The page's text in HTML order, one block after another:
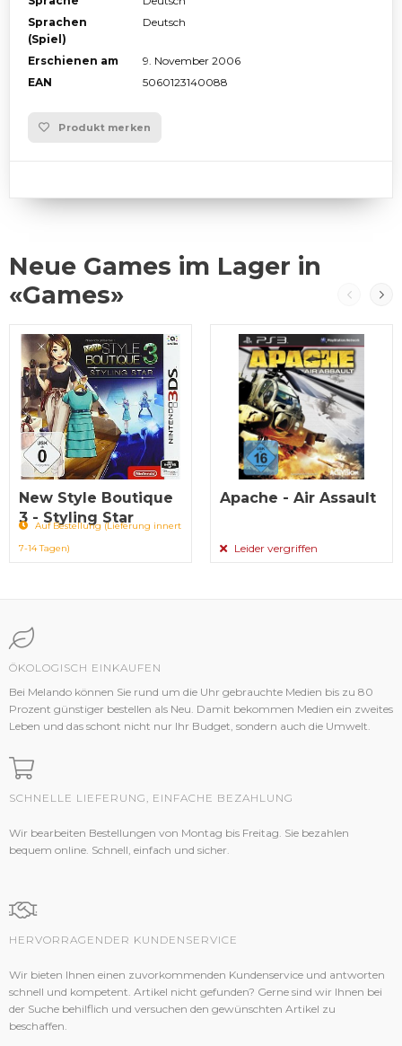
Sprachen
(Spiel)
Deutsch
Erschienen am
9. November 2006
EAN
5060123140088
Produkt merken
Neue Games im Lager in
«Games»
New Style Boutique
3 - Styling Star
Auf Bestellung (Lieferung innert
7-14 Tagen)
Apache - Air Assault
Leider vergriffen
ÖKOLOGISCH EINKAUFEN
Bei Melando können Sie rund um die Uhr gebrauchte Medien bis zu 80
Prozent günstiger bestellen als Neu. Damit bekommen Medien ein zweites
Leben und das schont nicht nur Ihr Budget, sondern auch die Umwelt.
SCHNELLE LIEFERUNG, EINFACHE BEZAHLUNG
Wir bearbeiten Bestellungen von Montag bis Freitag. Sie bezahlen
bequem online. Schnell, einfach und sicher.
HERVORRAGENDER KUNDENSERVICE
Wir bieten Ihnen einen zuvorkommenden Kundenservice und antworten
schnell und kompetent. Artikel nicht gefunden? Gerne sind wir Ihnen bei
der Suche behilflich und versuchen den gewünschten Artikel zu
beschaffen.